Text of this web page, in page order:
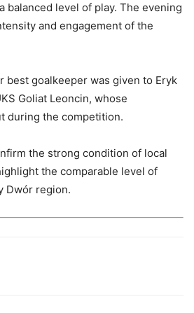
balanced level of play. The evening
and engagement of the
best goalkeeper was given to Eryk
Goliat Leoncin, whose
during the competition.
the strong condition of local
the comparable level of
Dwór region.